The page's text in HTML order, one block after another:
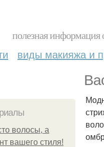
полезная информация
виды макияжа и
волосы, а
вашего стиля!